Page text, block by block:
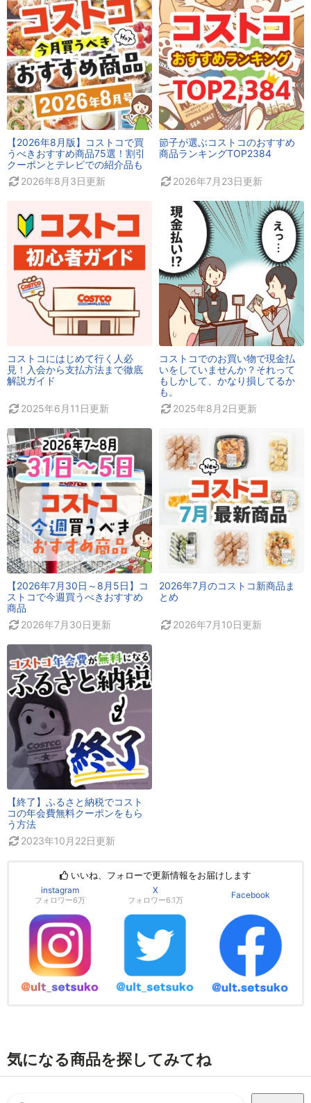
【2026年8月版】コストコで買
うべきおすすめ商品75選！割引
クーポンとテレビでの紹介品も
2026年8月3日更新
節子が選ぶコストコのおすすめ
商品ランキングTOP2384
2026年7月23日更新
コストコにはじめて行く人必
見！入会から支払方法まで徹底
解説ガイド
2025年6月11日更新
コストコでのお買い物で現金払
いをしていませんか？それって
もしかして、かなり損してるか
も。
2025年8月2日更新
【2026年7月30日～8月5日】コ
ストコで今週買うべきおすすめ
商品
2026年7月30日更新
2026年7月のコストコ新商品ま
とめ
2026年7月10日更新
【終了】ふるさと納税でコスト
コの年会費無料クーポンをもら
う方法
2023年10月22日更新
いいね、フォローで更新情報をお届けします
instagram
フォロワー6万
X
フォロワー6.1万
Facebook
気になる商品を探してみてね